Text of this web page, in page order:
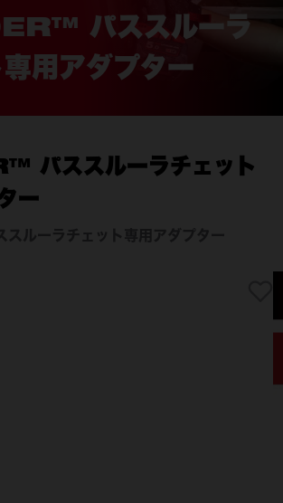
パススルーラ
用アダプター
パススルーラチェット
ー